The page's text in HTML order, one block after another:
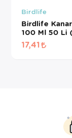
Birdlife
Birdlife
100 Ml 50 Li
17,41